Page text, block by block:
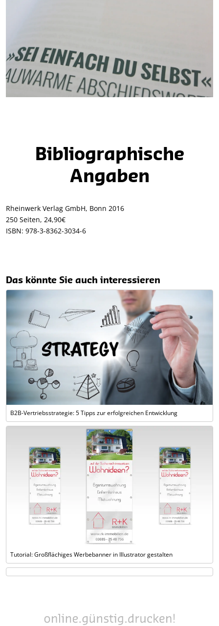
Bibliographische
Angaben
Rheinwerk Verlag GmbH, Bonn 2016
250 Seiten, 24,90€
ISBN: 978-3-8362-3034-6
Das könnte Sie auch interessieren
B2B-Vertriebsstrategie: 5 Tipps zur erfolgreichen Entwicklung
Tutorial: Großflächiges Werbebanner in Illustrator gestalten